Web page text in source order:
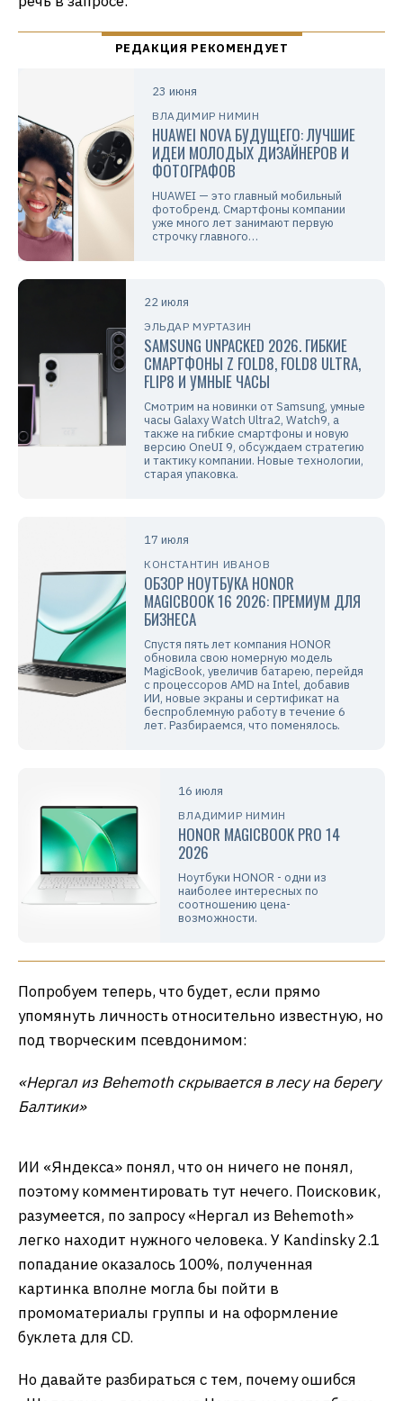
наградил Базедовой болезнью.
Раз уж с классическим искусством не задалось,
«Пол Пот пьет компот»
Чистая и безоговорочная победа «Шедеврума».
Kandinsky 2.1 явно не понял, кто такой Пол Пот,
так что у него просто компот в каких-то
странных емкостях. А вот к ограничениям
«Яндекса» у меня большие вопросы. Да, нет
никакого портретного сходства, но на двух
вариантах явно мужчина из Юго-Восточной
Азии, так что нейросеть явно поняла, о ком шла
речь в запросе.
HUAWEI NOVA БУДУЩЕГО: ЛУЧШИЕ
ИДЕИ МОЛОДЫХ ДИЗАЙНЕРОВ И
ФОТОГРАФОВ
HUAWEI — это главный мобильный
фотобренд. Смартфоны компании
уже много лет занимают первую
22 июля
ЭЛЬДАР МУРТАЗИН
часы Galaxy Watch Ultra2, Watch9, а
также на гибкие смартфоны и новую
версию OneUI 9, обсуждаем стратегию
и тактику компании. Новые технологии,
старая упаковка.
КОНСТАНТИН ИВАНОВ
ОБЗОР НОУТБУКА HONOR
MAGICBOOK 16 2026: ПРЕМИУМ ДЛЯ
БИЗНЕСА
Спустя пять лет компания HONOR
с процессоров AMD на Intel, добавив
16 июля
ВЛАДИМИР НИМИН
HONOR MAGICBOOK PRO 14
2026
Ноутбуки HONOR - одни из
наиболее интересных по
возможности.
Попробуем теперь, что будет, если прямо